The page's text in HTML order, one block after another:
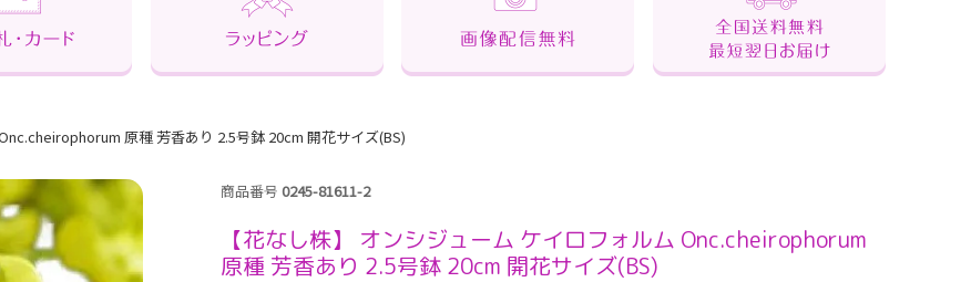
原種 芳香あり 2.5号鉢 20cm 開花サイズ(BS)
商品番号 0245-81611-2
【花なし株】 オンシジューム ケイロフォルム Onc.cheirophorum
原種 芳香あり 2.5号鉢 20cm 開花サイズ(BS)